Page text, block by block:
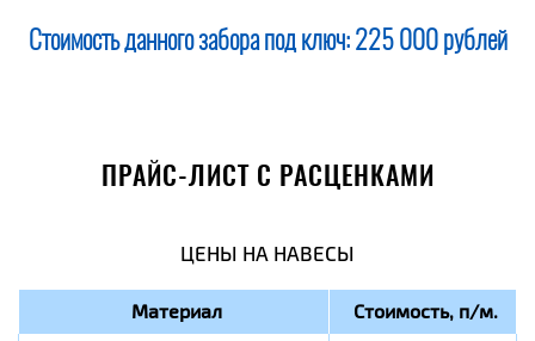
Стоимость данного забора под ключ: 225 000 рублей
ПРАЙС-ЛИСТ С РАСЦЕНКАМИ
ЦЕНЫ НА НАВЕСЫ
Материал Стоимость, п/м.